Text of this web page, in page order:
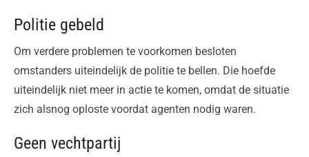
Politie gebeld
Om verdere problemen te voorkomen besloten
omstanders uiteindelijk de politie te bellen. Die hoefde
uiteindelijk niet meer in actie te komen, omdat de situatie
zich alsnog oploste voordat agenten nodig waren.
Geen vechtpartij